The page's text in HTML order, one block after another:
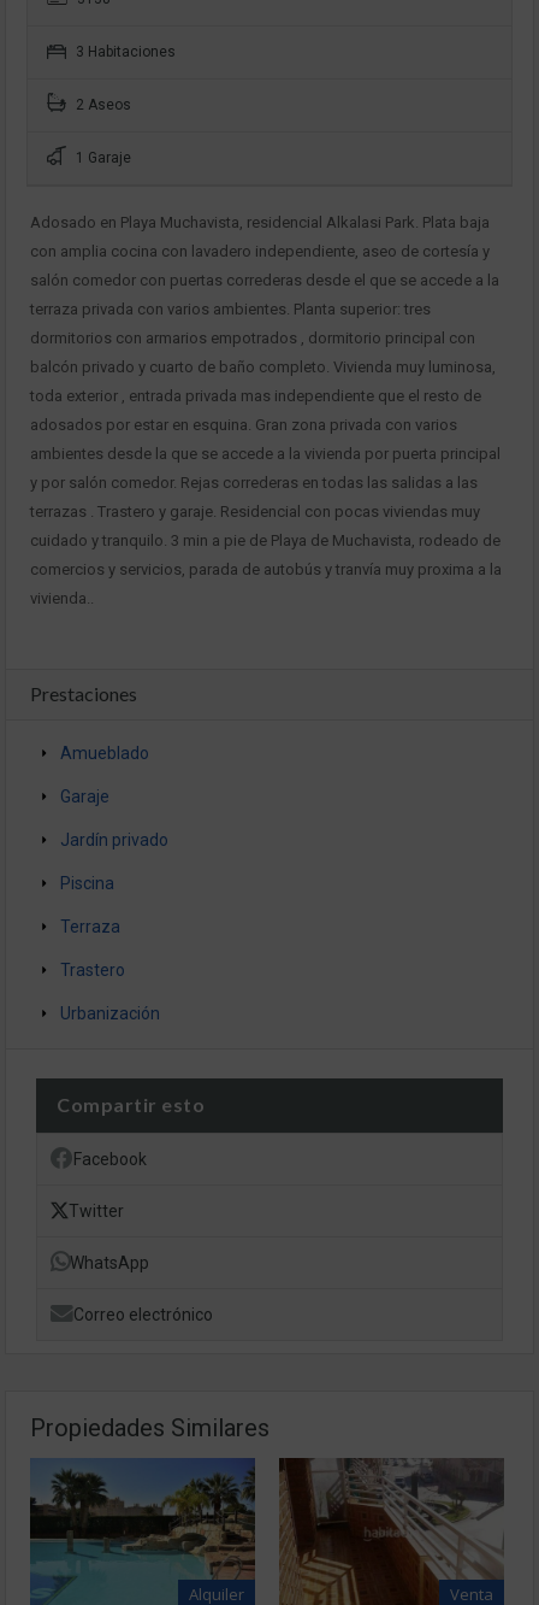
3 Habitaciones
2 Aseos
1 Garaje
Adosado en Playa Muchavista, residencial Alkalasi Park. Plata baja
con amplia cocina con lavadero independiente, aseo de cortesía y
salón comedor con puertas correderas desde el que se accede a la
terraza privada con varios ambientes. Planta superior: tres
dormitorios con armarios empotrados , dormitorio principal con
balcón privado y cuarto de baño completo. Vivienda muy luminosa,
toda exterior , entrada privada mas independiente que el resto de
adosados por estar en esquina. Gran zona privada con varios
ambientes desde la que se accede a la vivienda por puerta principal
y por salón comedor. Rejas correderas en todas las salidas a las
terrazas . Trastero y garaje. Residencial con pocas viviendas muy
cuidado y tranquilo. 3 min a pie de Playa de Muchavista, rodeado de
comercios y servicios, parada de autobús y tranvía muy proxima a la
vivienda..
Prestaciones
Amueblado
Garaje
Jardín privado
Piscina
Terraza
Trastero
Urbanización
Compartir esto
Facebook
Twitter
WhatsApp
Correo electrónico
Propiedades Similares
Alquiler Venta